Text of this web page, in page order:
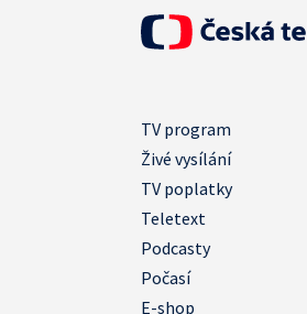
TV program
Živé vysílání
TV poplatky
Teletext
Podcasty
Počasí
E-shop